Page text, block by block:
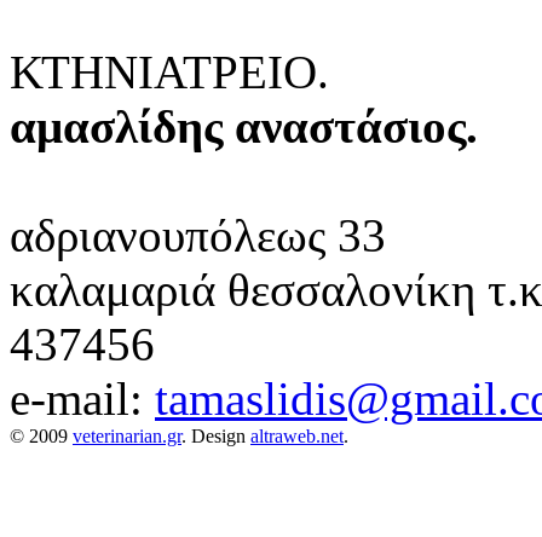
ΚΤΗΝΙΑΤΡΕΙΟ.
αμασλίδης αναστάσιος.
αδριανουπόλεως 33
καλαμαριά θεσσαλονίκη
437456
e-mail:
© 2009 veterinarian.gr. Design altraweb.net.